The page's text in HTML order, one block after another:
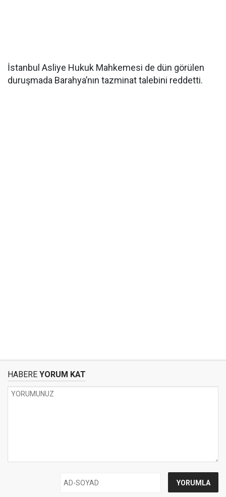
İstanbul Asliye Hukuk Mahkemesi de dün görülen
duruşmada Barahya’nın tazminat talebini reddetti.
HABERE YORUM KAT